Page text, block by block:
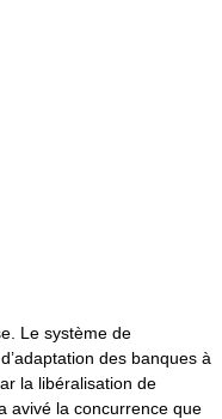
Le système de
des banques à
la libéralisation de
avivé la concurrence que